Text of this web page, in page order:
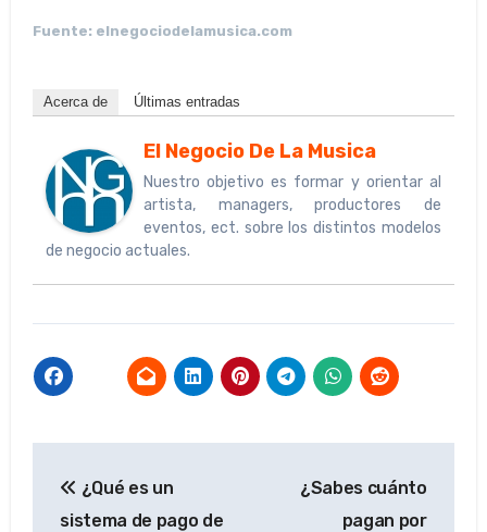
Fuente: elnegociodelamusica.com
Acerca de Últimas entradas
El Negocio De La Musica
Nuestro objetivo es formar y orientar al
artista, managers, productores de
eventos, ect. sobre los distintos modelos
de negocio actuales.
de
¿Qué es un
sistema de pago de
¿Sabes cuánto
pagan por